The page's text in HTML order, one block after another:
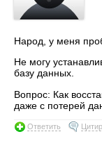
Народ, у меня
Не могу
базу данных.
Вопрос: Как
даже с потерей
Ответить